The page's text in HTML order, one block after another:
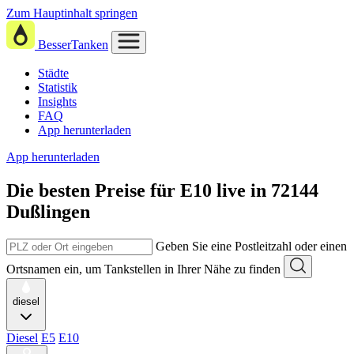
Zum Hauptinhalt springen
BesserTanken
Städte
Statistik
Insights
FAQ
App herunterladen
App herunterladen
Die besten Preise für E10 live in 72144
Dußlingen
Geben Sie eine Postleitzahl oder einen
Ortsnamen ein, um Tankstellen in Ihrer Nähe zu finden
diesel
Diesel E5 E10